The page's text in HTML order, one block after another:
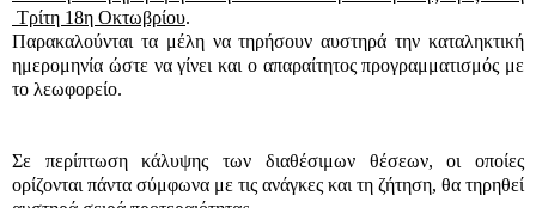
Τρίτη 18η Οκτωβρίου.
Παρακαλούνται τα μέλη να τηρήσουν αυστηρά την καταληκτική
ημερομηνία ώστε να γίνει και ο απαραίτητος προγραμματισμός με
το λεωφορείο.
Σε περίπτωση κάλυψης των διαθέσιμων θέσεων, οι οποίες
ορίζονται πάντα σύμφωνα με τις ανάγκες και τη ζήτηση, θα τηρηθεί